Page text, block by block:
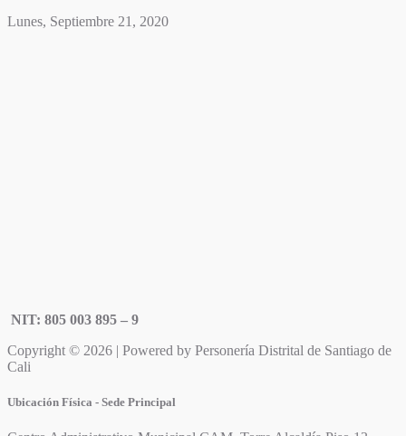
Lunes, Septiembre 21, 2020
NIT: 805 003 895 – 9
Copyright © 2026 | Powered by Personería Distrital de Santiago de
Cali
Ubicación Física - Sede Principal